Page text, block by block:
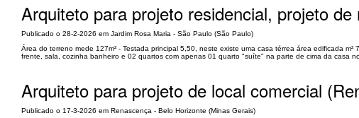
Arquiteto para projeto residencial, projeto
Publicado o 28-2-2026 em Jardim Rosa Maria - São Paulo (São Paulo)
Área do terreno mede 127m² - Testada principal 5,50, neste existe uma casa térrea área edificada
frente, sala, cozinha banheiro e 02 quartos com apenas 01 quarto "suíte" na parte de cima da casa
Arquiteto para projeto de local comercial
Publicado o 17-3-2026 em Renascença - Belo Horizonte (Minas Gerais)